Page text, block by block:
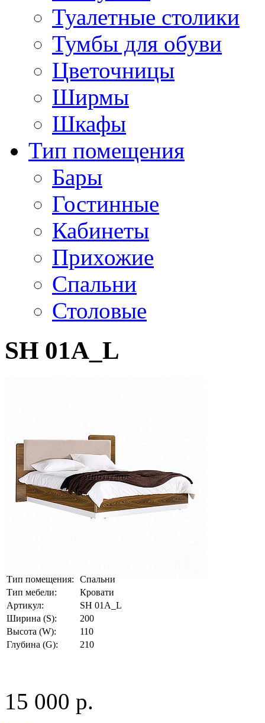
Туалетные столики
Тумбы для обуви
Цветочницы
Ширмы
Шкафы
Тип помещения
Бары
Гостинные
Кабинеты
Прихожие
Спальни
Столовые
SH 01A_L
Тип помещения:
Спальни
Тип мебели:
Кровати
Артикул:
SH 01A_L
Ширина (S):
200
Высота (W):
110
Глубина (G):
210
15 000 р.